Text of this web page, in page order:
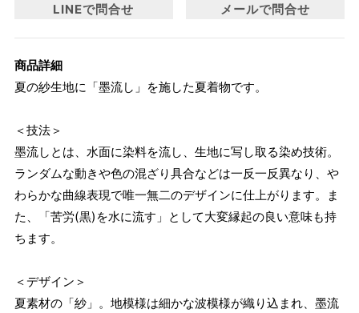
LINEで問合せ メールで問合せ
商品詳細
夏の紗生地に「墨流し」を施した夏着物です。
＜技法＞
墨流しとは、水面に染料を流し、生地に写し取る染め技術。
ランダムな動きや色の混ざり具合などは一反一反異なり、や
わらかな曲線表現で唯一無二のデザインに仕上がります。ま
た、「苦労(黒)を水に流す」として大変縁起の良い意味も持
ちます。
＜デザイン＞
夏素材の「紗」。地模様は細かな波模様が織り込まれ、墨流